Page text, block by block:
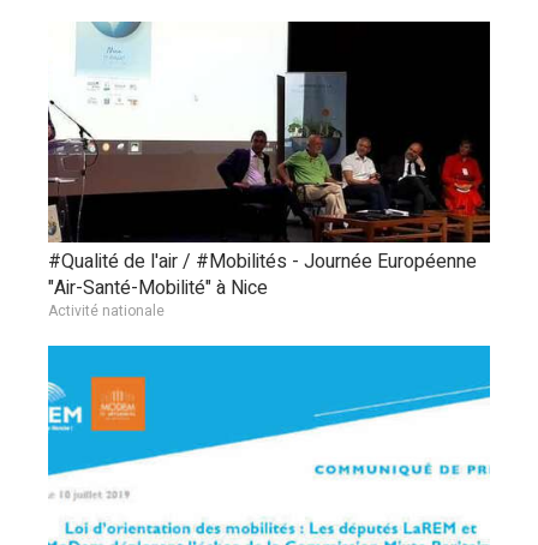
#Qualité de l'air / #Mobilités - Journée Européenne
"Air-Santé-Mobilité" à Nice
Activité nationale